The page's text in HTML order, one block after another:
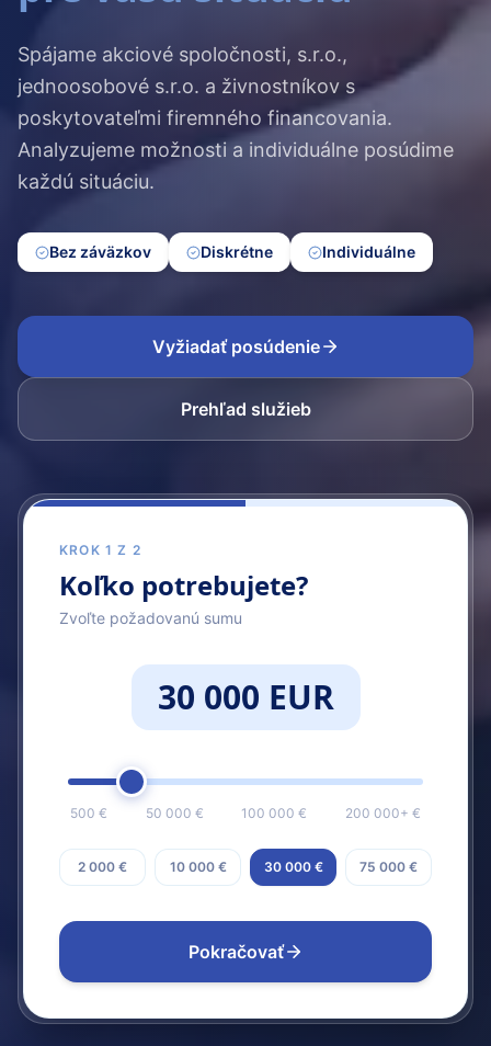
Spájame akciové spoločnosti, s.r.o.,
jednoosobové s.r.o. a živnostníkov s
poskytovateľmi firemného financovania.
Analyzujeme možnosti a individuálne posúdime
každú situáciu.
Bez záväzkov Diskrétne Individuálne
Vyžiadať posúdenie
Prehľad služieb
KROK 1 Z 2
Koľko potrebujete?
Zvoľte požadovanú sumu
30 000 EUR
500 € 50 000 € 100 000 € 200 000+ €
2 000 € 10 000 € 30 000 € 75 000 €
Pokračovať